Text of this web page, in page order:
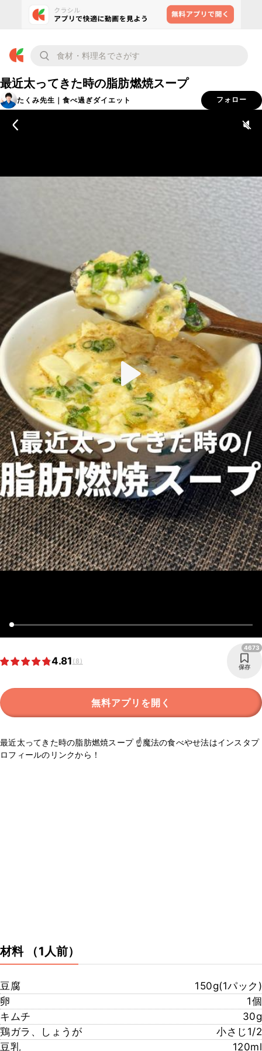
最近太ってきた時の脂肪燃焼スープ
たくみ先生｜食べ過ぎダイエット フォロー
4.81(8)
保存
4673
無料アプリを開く
最近太ってきた時の脂肪燃焼スープ ☝️魔法の食べやせ法はインスタプ
ロフィールのリンクから！
材料 （1人前）
豆腐
150g(1パック)
卵
1個
キムチ
30g
鶏ガラ、しょうが
小さじ1/2
豆乳
120ml